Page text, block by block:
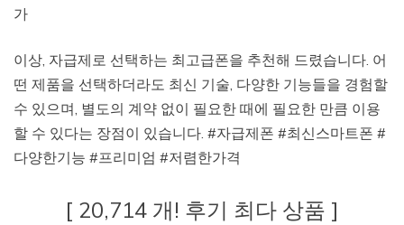
가
이상, 자급제로 선택하는 최고급폰을 추천해 드렸습니다. 어
떤 제품을 선택하더라도 최신 기술, 다양한 기능들을 경험할
수 있으며, 별도의 계약 없이 필요한 때에 필요한 만큼 이용
할 수 있다는 장점이 있습니다. #자급제폰 #최신스마트폰 #
다양한기능 #프리미엄 #저렴한가격
[ 20,714 개! 후기 최다 상품 ]